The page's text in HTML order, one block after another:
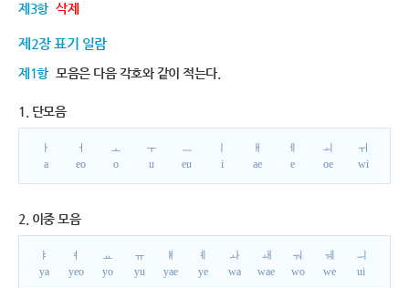
제3항 삭제
제2장 표기 일람
제1항 모음은 다음 각호와 같이 적는다.
1. 단모음
ㅏ
a
ㅓ
eo
ㅗ
o
ㅜ
u
ㅡ
eu
i
ㅐ
ae
ㅔ
e
ㅚ
oe
ㅟ
wi
2. 이중 모음
ㅑ
ya
ㅕ
yeo
ㅛ
yo
ㅠ
yu
ㅒ
yae
ㅖ
ye
ㅘ
wa
ㅙ
wae
ㅝ
wo
ㅞ
we
ㅢ
ui